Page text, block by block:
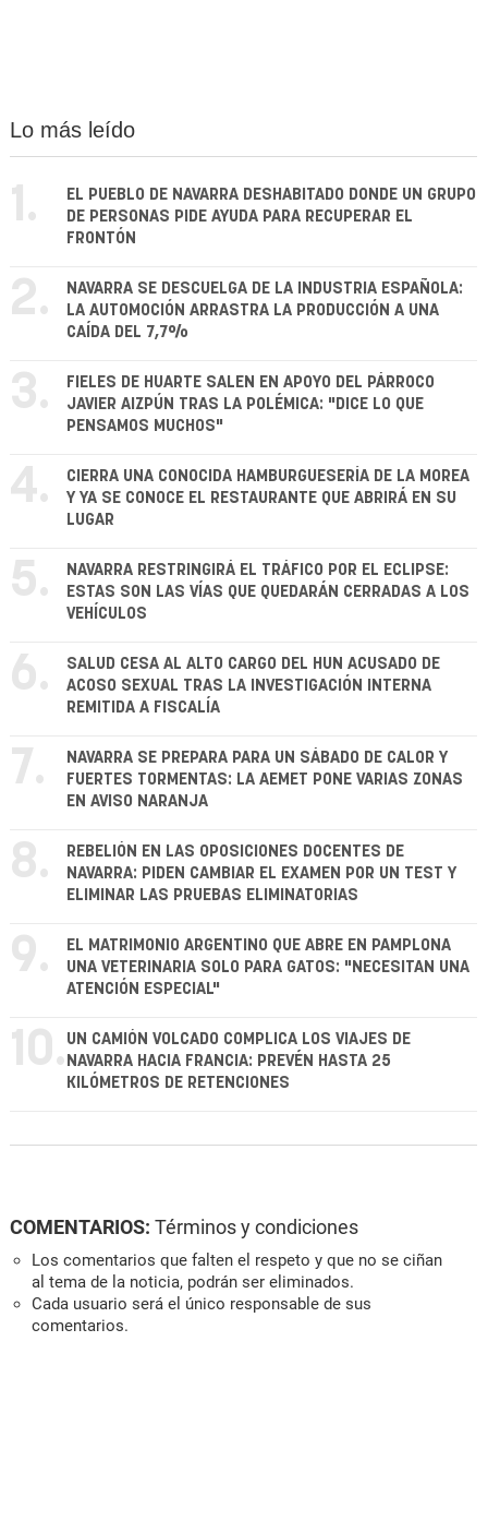
Lo más leído
1.
EL PUEBLO DE NAVARRA DESHABITADO DONDE UN GRUPO
DE PERSONAS PIDE AYUDA PARA RECUPERAR EL
FRONTÓN
2.
NAVARRA SE DESCUELGA DE LA INDUSTRIA ESPAÑOLA:
LA AUTOMOCIÓN ARRASTRA LA PRODUCCIÓN A UNA
CAÍDA DEL 7,7%
3.
FIELES DE HUARTE SALEN EN APOYO DEL PÁRROCO
JAVIER AIZPÚN TRAS LA POLÉMICA: "DICE LO QUE
PENSAMOS MUCHOS"
4.
CIERRA UNA CONOCIDA HAMBURGUESERÍA DE LA MOREA
Y YA SE CONOCE EL RESTAURANTE QUE ABRIRÁ EN SU
LUGAR
5.
NAVARRA RESTRINGIRÁ EL TRÁFICO POR EL ECLIPSE:
ESTAS SON LAS VÍAS QUE QUEDARÁN CERRADAS A LOS
VEHÍCULOS
6.
SALUD CESA AL ALTO CARGO DEL HUN ACUSADO DE
ACOSO SEXUAL TRAS LA INVESTIGACIÓN INTERNA
REMITIDA A FISCALÍA
7.
NAVARRA SE PREPARA PARA UN SÁBADO DE CALOR Y
FUERTES TORMENTAS: LA AEMET PONE VARIAS ZONAS
EN AVISO NARANJA
8.
REBELIÓN EN LAS OPOSICIONES DOCENTES DE
NAVARRA: PIDEN CAMBIAR EL EXAMEN POR UN TEST Y
ELIMINAR LAS PRUEBAS ELIMINATORIAS
9.
EL MATRIMONIO ARGENTINO QUE ABRE EN PAMPLONA
UNA VETERINARIA SOLO PARA GATOS: "NECESITAN UNA
ATENCIÓN ESPECIAL"
10. UN CAMIÓN VOLCADO COMPLICA LOS VIAJES DE
NAVARRA HACIA FRANCIA: PREVÉN HASTA 25
KILÓMETROS DE RETENCIONES
COMENTARIOS: Términos y condiciones
Los comentarios que falten el respeto y que no se ciñan
al tema de la noticia, podrán ser eliminados.
Cada usuario será el único responsable de sus
comentarios.